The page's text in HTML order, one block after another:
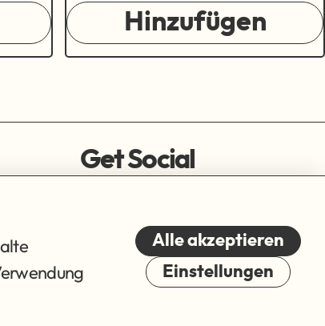
Hinzufügen
Get Social
Cookies
Alle akzeptieren
Einstellungen